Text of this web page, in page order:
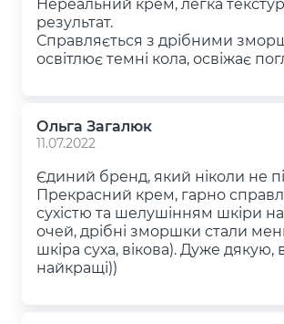
результат.
Справляється з дрібними
освітлює темні кола, освіжає
Ольга Загалюк
11.07.2022
Єдиний бренд, який ніколи не
Прекрасний крем, гарно
сухістю та шелушінням шкіри
очей, дрібні зморшки стали
шкіра суха, вікова). Дуже дякую,
найкращі))